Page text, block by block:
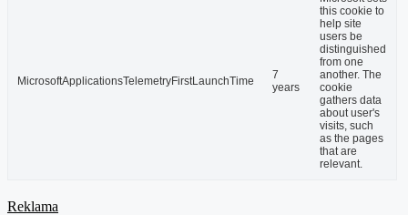
MicrosoftApplicationsTelemetryFirstLaunchTime
7
years
this cookie to
help site
users be
distinguished
from one
another. The
cookie
gathers data
about user's
visits, such
as the pages
that are
relevant.
Reklama